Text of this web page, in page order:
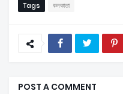
Tags কলকাতা
POST A COMMENT